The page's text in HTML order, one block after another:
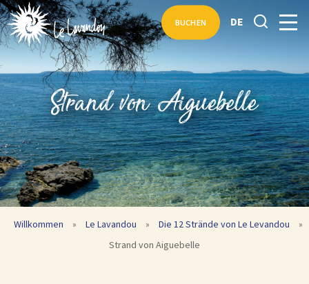
BUCHEN DE
Strand von Aiguebelle
Willkommen » Le Lavandou » Die 12 Strände von Le Levandou
»
Strand von Aiguebelle